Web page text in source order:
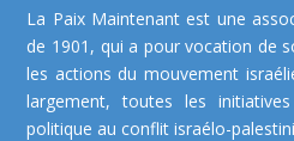
La Paix Maintenant est une
de 1901, qui a pour vocation de
les actions du mouvement
largement, toutes les
politique au conflit israélo-